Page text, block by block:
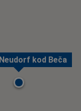
kod Beča